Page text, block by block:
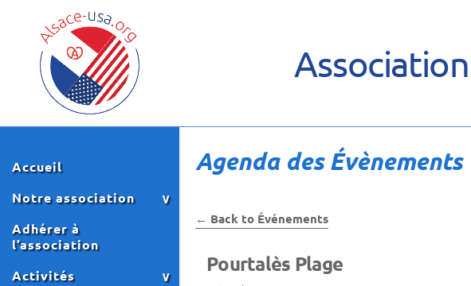
Accueil
Notre association
Adhérer à
l’association
Activités
Agenda des Évènements
← Back to Événements
Pourtalès Plage